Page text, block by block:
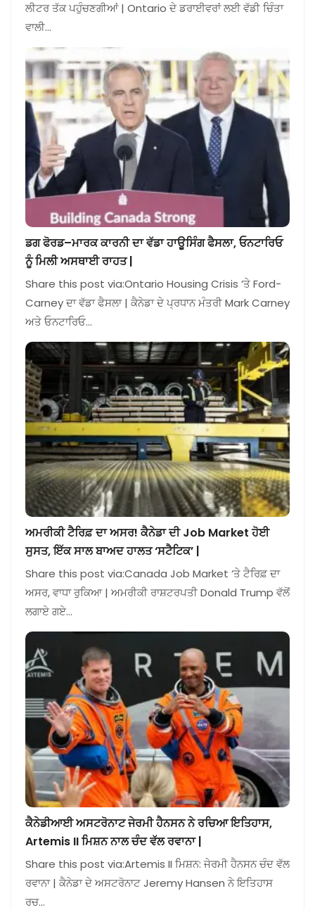
ਲੀਟਰ ਤੱਕ ਪਹੁੰਚਣਗੀਆਂ | Ontario ਦੇ ਡਰਾਈਵਰਾਂ ਲਈ ਵੱਡੀ ਚਿੰਤਾ
ਵਾਲੀ…
ਡਗ ਫੋਰਡ–ਮਾਰਕ ਕਾਰਨੀ ਦਾ ਵੱਡਾ ਹਾਊਸਿੰਗ ਫੈਸਲਾ, ਓਨਟਾਰਿਓ
ਨੂੰ ਮਿਲੀ ਅਸਥਾਈ ਰਾਹਤ |
Share this post via:Ontario Housing Crisis ‘ਤੇ Ford-
Carney ਦਾ ਵੱਡਾ ਫੈਸਲਾ | ਕੈਨੇਡਾ ਦੇ ਪ੍ਰਧਾਨ ਮੰਤਰੀ Mark Carney
ਅਤੇ ਓਨਟਾਰਿਓ…
ਅਮਰੀਕੀ ਟੈਰਿਫ਼ ਦਾ ਅਸਰ! ਕੈਨੇਡਾ ਦੀ Job Market ਹੋਈ
ਸੁਸਤ, ਇੱਕ ਸਾਲ ਬਾਅਦ ਹਾਲਤ ‘ਸਟੈਟਿਕ’ |
Share this post via:Canada Job Market ‘ਤੇ ਟੈਰਿਫ਼ ਦਾ
ਅਸਰ, ਵਾਧਾ ਰੁਕਿਆ | ਅਮਰੀਕੀ ਰਾਸ਼ਟਰਪਤੀ Donald Trump ਵੱਲੋਂ
ਲਗਾਏ ਗਏ…
ਕੈਨੇਡੀਆਈ ਅਸਟਰੋਨਾਟ ਜੇਰਮੀ ਹੈਨਸਨ ਨੇ ਰਚਿਆ ਇਤਿਹਾਸ,
Artemis II ਮਿਸ਼ਨ ਨਾਲ ਚੰਦ ਵੱਲ ਰਵਾਨਾ |
Share this post via:Artemis II ਮਿਸ਼ਨ: ਜੇਰਮੀ ਹੈਨਸਨ ਚੰਦ ਵੱਲ
ਰਵਾਨਾ | ਕੈਨੇਡਾ ਦੇ ਅਸਟਰੋਨਾਟ Jeremy Hansen ਨੇ ਇਤਿਹਾਸ
ਰਚ…